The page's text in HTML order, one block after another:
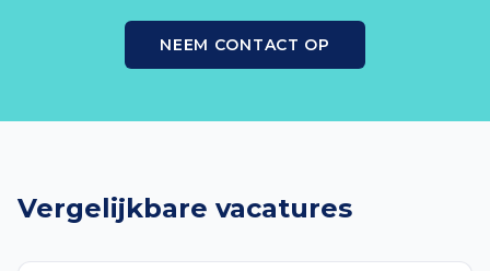
NEEM CONTACT OP
Vergelijkbare vacatures